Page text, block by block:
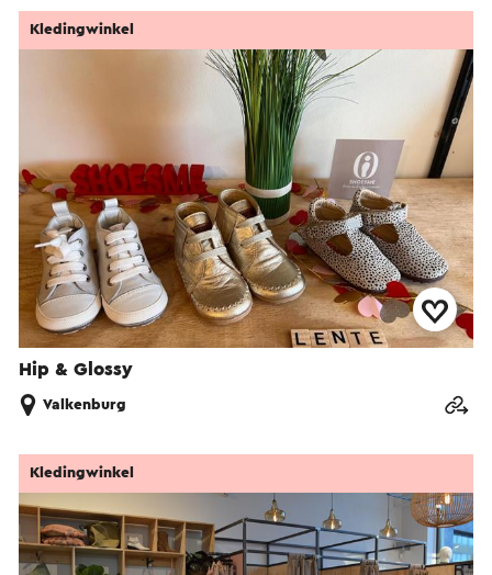
Hip & Glossy
Kledingwinkel
Valkenburg
Kledingwinkel